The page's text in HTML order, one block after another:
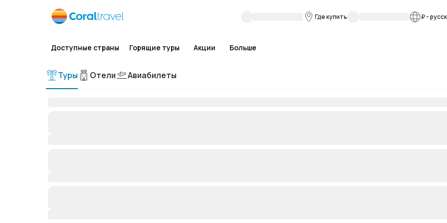
Где купить ₽-
Доступные страны Горящие туры Акции Больше
Туры Отели Авиабилеты